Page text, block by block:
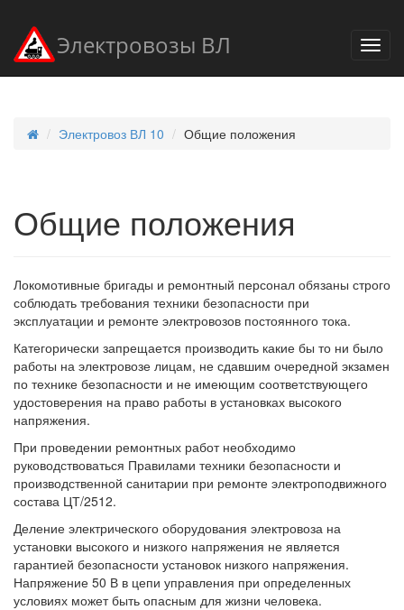
Электровозы ВЛ
Электровоз ВЛ 10 Общие положения
Общие положения
Локомотивные бригады и ремонтный персонал обязаны строго
соблюдать требования техники безопасности при
эксплуатации и ремонте электровозов постоянного тока.
Категорически запрещается производить какие бы то ни было
работы на электровозе лицам, не сдавшим очередной экзамен
по технике безопасности и не имеющим соответствующего
удостоверения на право работы в установках высокого
напряжения.
При проведении ремонтных работ необходимо
руководствоваться Правилами техники безопасности и
производственной санитарии при ремонте электроподвижного
состава ЦТ/2512.
Деление электрического оборудования электровоза на
установки высокого и низкого напряжения не является
гарантией безопасности установок низкого напряжения.
Напряжение 50 В в цепи управления при определенных
условиях может быть опасным для жизни человека.